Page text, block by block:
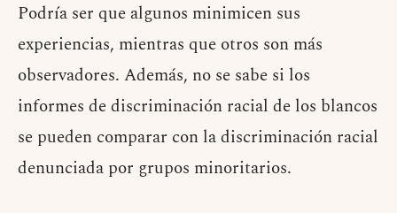
Podría ser que algunos minimicen sus
experiencias, mientras que otros son más
observadores. Además, no se sabe si los
informes de discriminación racial de los blancos
se pueden comparar con la discriminación racial
denunciada por grupos minoritarios.